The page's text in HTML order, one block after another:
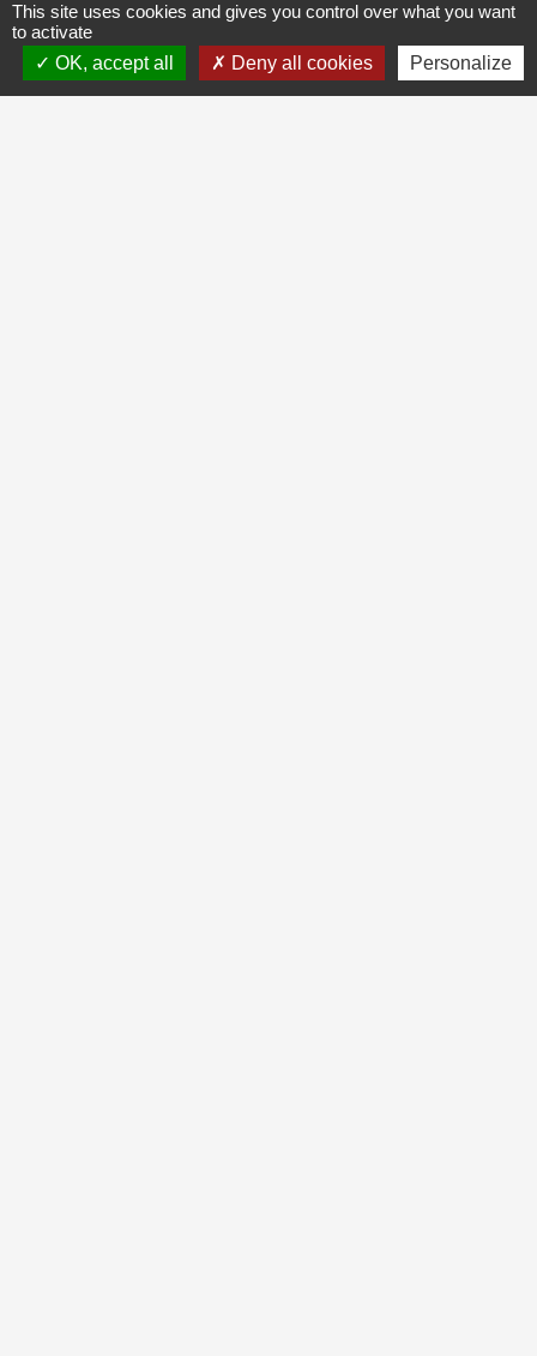
This site uses cookies and gives you control over what you want
to activate
OK, accept all
Deny all cookies Personalize